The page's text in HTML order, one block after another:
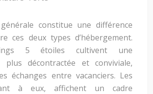
générale constitue une différence
ces deux types d’hébergement.
5 étoiles cultivent une
plus décontractée et conviviale,
échanges entre vacanciers. Les
à eux, affichent un cadre